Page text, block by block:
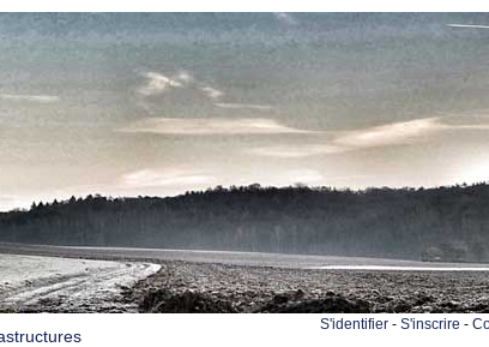
S'identifier - S'inscrire -